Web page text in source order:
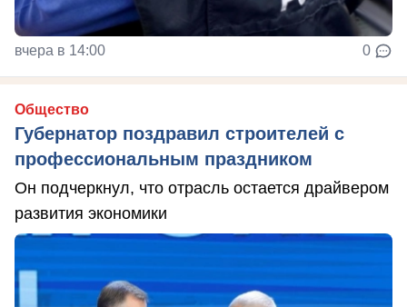
вчера в 14:00 0
Общество
Губернатор поздравил строителей с
профессиональным праздником
Он подчеркнул, что отрасль остается драйвером
развития экономики